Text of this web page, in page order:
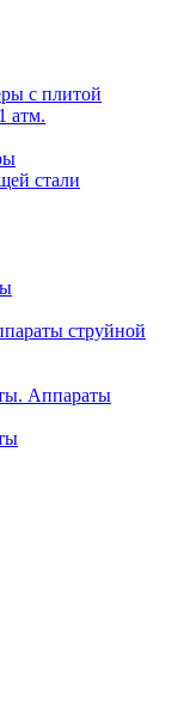
с плитой
атм.
стали
струйной
Аппараты